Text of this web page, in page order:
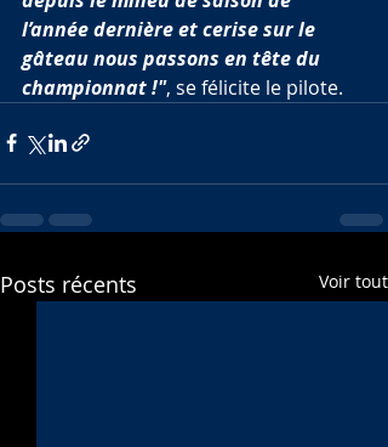
l’année dernière et cerise sur le
gâteau nous passons en tête du
championnat !", se félicite le pilote.
Posts récents Voir tout